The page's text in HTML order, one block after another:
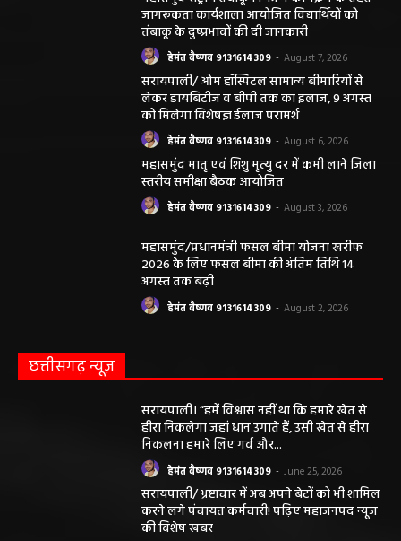
जागरूकता कार्यशाला आयोजित विद्यार्थियों को
तंबाकू के दुष्प्रभावों की दी जानकारी
हेमंत वैष्णव 9131614309 - August 7, 2026
सरायपाली/ ओम हॉस्पिटल सामान्य बीमारियों से
लेकर डायबिटीज व बीपी तक का इलाज, 9 अगस्त
को मिलेगा विशेषज्ञ ईलाज परामर्श
हेमंत वैष्णव 9131614309 - August 6, 2026
महासमुंद मातृ एवं शिशु मृत्यु दर में कमी लाने जिला
स्तरीय समीक्षा बैठक आयोजित
हेमंत वैष्णव 9131614309 - August 3, 2026
महासमुंद/प्रधानमंत्री फसल बीमा योजना खरीफ
2026 के लिए फसल बीमा की अंतिम तिथि 14
अगस्त तक बढ़ी
हेमंत वैष्णव 9131614309 - August 2, 2026
छत्तीसगढ़ न्यूज़
सरायपाली। “हमें विश्वास नहीं था कि हमारे खेत से
हीरा निकलेगा जहां धान उगाते हैं, उसी खेत से हीरा
निकलना हमारे लिए गर्व और...
हेमंत वैष्णव 9131614309 - June 25, 2026
सरायपाली/ भ्रष्टाचार में अब अपने बेटों को भी शामिल
करने लगे पंचायत कर्मचारी! पढ़िए महाजनपद न्यूज
की विशेष खबर